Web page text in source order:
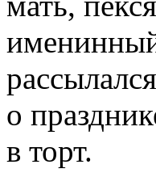
о
в торт.